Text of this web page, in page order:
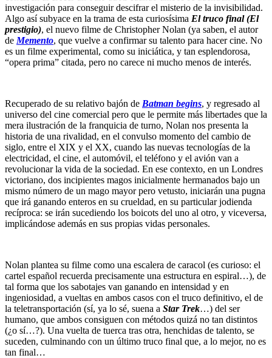
investigación para conseguir descifrar el misterio de la invisibilidad.
Algo así subyace en la trama de esta curiosísima El truco final (El
prestigio), el nuevo filme de Christopher Nolan (ya saben, el autor
de Memento, que vuelve a confirmar su talento para hacer cine. No
es un filme experimental, como su iniciática, y tan esplendorosa,
“opera prima” citada, pero no carece ni mucho menos de interés.
Recuperado de su relativo bajón de Batman begins, y regresado al
universo del cine comercial pero que le permite más libertades que la
mera ilustración de la franquicia de turno, Nolan nos presenta la
historia de una rivalidad, en el convulso momento del cambio de
siglo, entre el XIX y el XX, cuando las nuevas tecnologías de la
electricidad, el cine, el automóvil, el teléfono y el avión van a
revolucionar la vida de la sociedad. En ese contexto, en un Londres
victoriano, dos incipientes magos inicialmente hermanados bajo un
mismo número de un mago mayor pero vetusto, iniciarán una pugna
que irá ganando enteros en su crueldad, en su particular jodienda
recíproca: se irán sucediendo los boicots del uno al otro, y viceversa,
implicándose además en sus propias vidas personales.
Nolan plantea su filme como una escalera de caracol (es curioso: el
cartel español recuerda precisamente una estructura en espiral…), de
tal forma que los sabotajes van ganando en intensidad y en
ingeniosidad, a vueltas en ambos casos con el truco definitivo, el de
la teletransportación (sí, ya lo sé, suena a Star Trek…) del ser
humano, que ambos consiguen con métodos quizá no tan distintos
(¿o sí…?). Una vuelta de tuerca tras otra, henchidas de talento, se
suceden, culminando con un último truco final que, a lo mejor, no es
tan final…